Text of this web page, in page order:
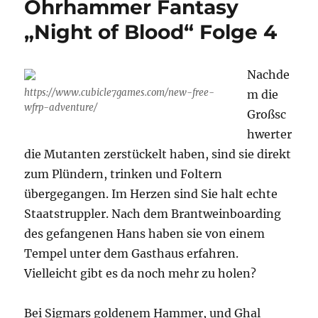
of
der
Darsteller
Ohrhammer Fantasy
„Night of Blood“ Folge 4
https://www.cubicle7games.com/new-free-
wfrp-adventure/
Nachde
m die
Großsc
hwerter
die Mutanten zerstückelt haben, sind sie direkt
zum Plündern, trinken und Foltern
übergegangen. Im Herzen sind Sie halt echte
Staatstruppler. Nach dem Brantweinboarding
des gefangenen Hans haben sie von einem
Tempel unter dem Gasthaus erfahren.
Vielleicht gibt es da noch mehr zu holen?
Bei Sigmars goldenem Hammer, und Ghal